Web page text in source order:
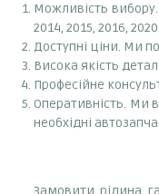
Можливість вибору.
2014, 2015, 2016,
Доступні ціни. Ми
Висока якість
Професійне
Оперативність. Ми
необхідні
Замовити рідина